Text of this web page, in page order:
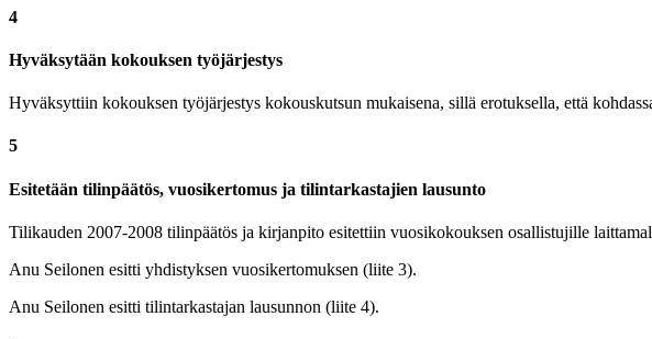
4
Hyväksytään kokouksen työjärjestys
Hyväksyttiin kokouksen työjärjestys kokouskutsun mukaisena, sillä erotuksella, että
5
Esitetään tilinpäätös, vuosikertomus ja tilintarkastajien lausunto
Tilikauden 2007-2008 tilinpäätös ja kirjanpito esitettiin vuosikokouksen osallistujille
Anu Seilonen esitti yhdistyksen vuosikertomuksen (liite 3).
Anu Seilonen esitti tilintarkastajan lausunnon (liite 4).